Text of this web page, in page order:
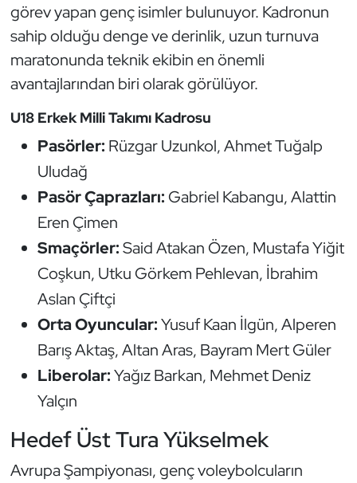
görev yapan genç isimler bulunuyor. Kadronun
sahip olduğu denge ve derinlik, uzun turnuva
maratonunda teknik ekibin en önemli
avantajlarından biri olarak görülüyor.
U18 Erkek Milli Takımı Kadrosu
Pasörler: Rüzgar Uzunkol, Ahmet Tuğalp
Uludağ
Pasör Çaprazları: Gabriel Kabangu, Alattin
Eren Çimen
Smaçörler:Said Atakan Özen, Mustafa Yiğit
Coşkun, Utku Görkem Pehlevan, İbrahim
Aslan Çiftçi
Orta Oyuncular:Yusuf Kaan İlgün, Alperen
Barış Aktaş, Altan Aras, Bayram Mert Güler
Liberolar:Yağız Barkan, Mehmet Deniz
Yalçın
Hedef Üst Tura Yükselmek
Avrupa Şampiyonası, genç voleybolcuların
Optimist
Oryantiring
Özel Sporcular
Paralimpik
Ragbi
Satranç
Su Topu
Sualtı Sporları
Tekvando
Tenis
Voleybol